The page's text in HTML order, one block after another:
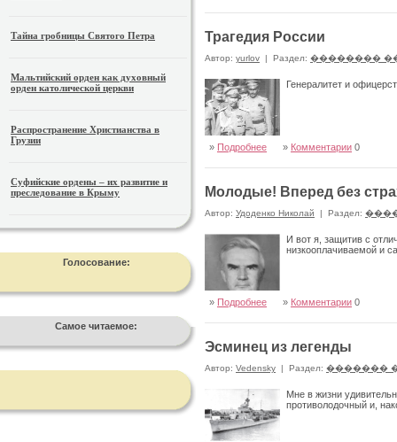
Тайна гробницы Святого Петра
Мальтийский орден как духовный
орден католической церкви
Распространение Христианства в
Грузии
Суфийские ордены – их развитие и
преследование в Крыму
Голосование:
Самое читаемое:
Трагедия России
Автор: yurlov | Раздел: ��������
Генералитет и
» Подробнее » Комментарии 0
Молодые! Вперед без
Автор: Удоденко Николай | Раздел:
И вот я, защитив с
низкооплачиваемой и
» Подробнее » Комментарии 0
Эсминец из легенды
Автор: Vedensky | Раздел: �������
Мне в жизни
противолодочный и,